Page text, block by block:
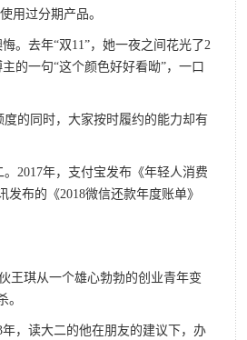
用过分期产品。
去年“双11”，她一夜之间花光了2
的一句“这个颜色好好看呦”，一口
的同时，大家按时履约的能力却有
2017年，支付宝发布《年轻人消费
布的《2018微信还款年度账单》
琪从一个雄心勃勃的创业青年变
。
，读大二的他在朋友的建议下，办